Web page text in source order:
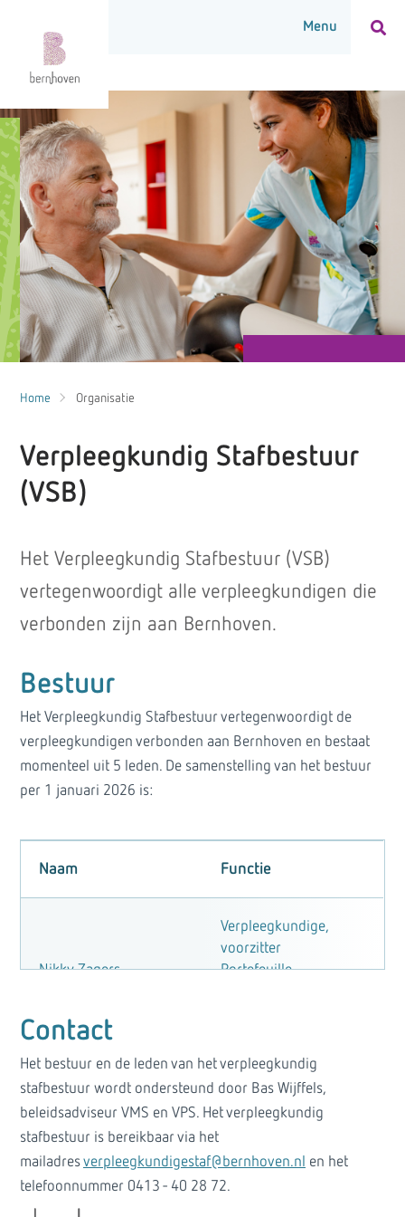
Home Organisatie
Verpleegkundig Stafbestuur
(VSB)
Het Verpleegkundig Stafbestuur (VSB)
vertegenwoordigt alle verpleegkundigen die
verbonden zijn aan Bernhoven.
Bestuur
Het Verpleegkundig Stafbestuur vertegenwoordigt de
verpleegkundigen verbonden aan Bernhoven en bestaat
momenteel uit 5 leden. De samenstelling van het bestuur
per 1 januari 2026 is:
Naam Functie
Nikky Zagers
Verpleegkundige,
voorzitter
Portefeuille
Dienke van Boxtel
Regieverpleegkundige,
vice voorzitter
Portefeuille
communicatie
Contact
Het bestuur en de leden van het verpleegkundig
stafbestuur wordt ondersteund door Bas Wijffels,
beleidsadviseur VMS en VPS. Het verpleegkundig
stafbestuur is bereikbaar via het
mailadresverpleegkundigestaf@bernhoven.nl en het
telefoonnummer 0413 - 40 28 72.